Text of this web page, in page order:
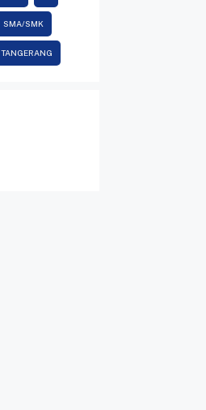
SMA/SMK
TANGERANG